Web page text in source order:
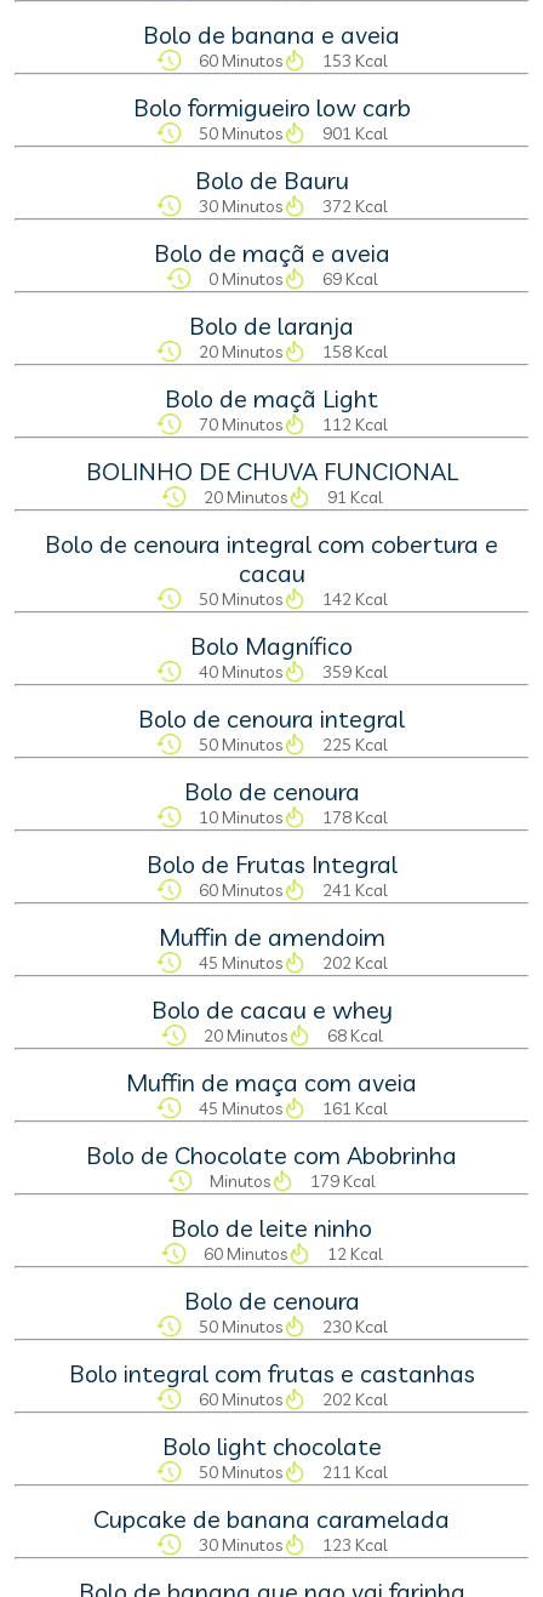
Bolo de banana e aveia
60 Minutos 153 Kcal
Bolo formigueiro low carb
50 Minutos 901 Kcal
Bolo de Bauru
30 Minutos 372 Kcal
Bolo de maçã e aveia
0 Minutos 69 Kcal
Bolo de laranja
20 Minutos 158 Kcal
Bolo de maçã Light
70 Minutos 112 Kcal
BOLINHO DE CHUVA FUNCIONAL
20 Minutos 91 Kcal
Bolo de cenoura integral com cobertura e
cacau
50 Minutos 142 Kcal
Bolo Magnífico
40 Minutos 359 Kcal
Bolo de cenoura integral
50 Minutos 225 Kcal
Bolo de cenoura
10 Minutos 178 Kcal
Bolo de Frutas Integral
60 Minutos 241 Kcal
Muffin de amendoim
45 Minutos 202 Kcal
Bolo de cacau e whey
20 Minutos 68 Kcal
Muffin de maça com aveia
45 Minutos 161 Kcal
Bolo de Chocolate com Abobrinha
Minutos 179 Kcal
Bolo de leite ninho
60 Minutos 12 Kcal
Bolo de cenoura
50 Minutos 230 Kcal
Bolo integral com frutas e castanhas
60 Minutos 202 Kcal
Bolo light chocolate
50 Minutos 211 Kcal
Cupcake de banana caramelada
30 Minutos 123 Kcal